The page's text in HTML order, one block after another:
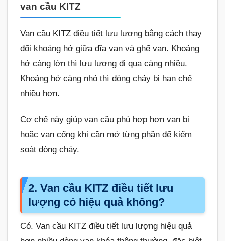
van cầu KITZ
Van cầu KITZ điều tiết lưu lượng bằng cách thay
đổi khoảng hở giữa đĩa van và ghế van. Khoảng
hở càng lớn thì lưu lượng đi qua càng nhiều.
Khoảng hở càng nhỏ thì dòng chảy bị hạn chế
nhiều hơn.
Cơ chế này giúp van cầu phù hợp hơn van bi
hoặc van cổng khi cần mở từng phần để kiểm
soát dòng chảy.
2. Van cầu KITZ điều tiết lưu
lượng có hiệu quả không?
Có. Van cầu KITZ điều tiết lưu lượng hiệu quả